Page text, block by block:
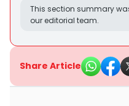
This section summary
our editorial team.
Share Article